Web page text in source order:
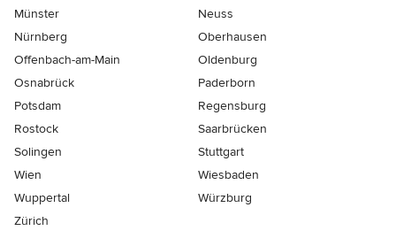
Münster
Neuss
Nürnberg
Oberhausen
Offenbach-am-Main
Oldenburg
Osnabrück
Paderborn
Potsdam
Regensburg
Rostock
Saarbrücken
Solingen
Stuttgart
Wien
Wiesbaden
Wuppertal
Würzburg
Zürich